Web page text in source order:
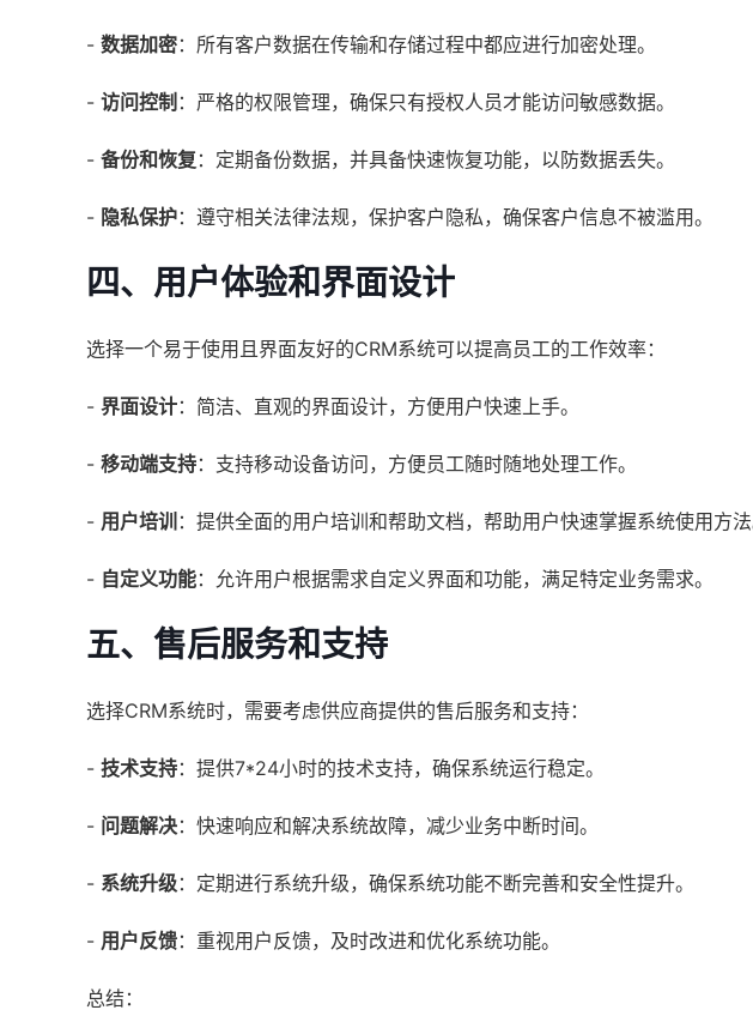
- 数据加密：所有客户数据在传输和存储过程中都应进行加密处理。
- 访问控制 ：严格的权限管理，确保只有授权人员才能访问敏感数据。
- 备份和恢复 ：定期备份数据，并具备快速恢复功能，以防数据丢失。
- 隐私保护：遵守相关法律法规，保护客户隐私，确保客户信息不被滥用。
四、用户体验和界面设计
选择一个易于使用且界面友好的CRM系统可以提高员工的工作效率：
- 界面设计：简洁、直观的界面设计，方便用户快速上手。
- 移动端支持：支持移动设备访问，方便员工随时随地处理工作。
- 用户培训 ：提供全面的用户培训和帮助文档，帮助用户快速掌握系统使用方法
- 自定义功能：允许用户根据需求自定义界面和功能，满足特定业务需求。
五、售后服务和支持
选择CRM系统时，需要考虑供应商提供的售后服务和支持：
- 技术支持：提供7*24小时的技术支持，确保系统运行稳定。
- 问题解决：快速响应和解决系统故障，减少业务中断时间。
- 系统升级：定期进行系统升级，确保系统功能不断完善和安全性提升。
- 用户反馈：重视用户反馈，及时改进和优化系统功能。
总结：